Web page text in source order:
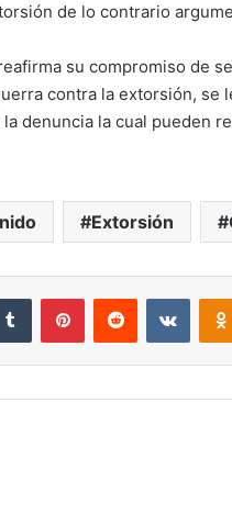
de lo contrario
su compromiso de
contra la extorsión, se
denuncia la cual pueden
Extorsión
Tumblr PinterestReddit